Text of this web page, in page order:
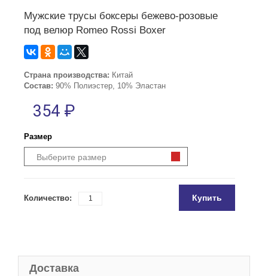
Доставка
Мужские трусы боксеры бежево-розовые
под велюр Romeo Rossi Boxer
Страна производства: Китай
Состав: 90% Полиэстер, 10% Эластан
354 ₽
Размер
Выберите размер
Количество: Купить